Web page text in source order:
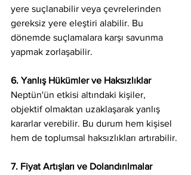
yere suçlanabilir veya çevrelerinden
gereksiz yere eleştiri alabilir. Bu
dönemde suçlamalara karşı savunma
yapmak zorlaşabilir.
6. Yanlış Hükümler ve Haksızlıklar
Neptün'ün etkisi altındaki kişiler,
objektif olmaktan uzaklaşarak yanlış
kararlar verebilir. Bu durum hem kişisel
hem de toplumsal haksızlıkları artırabilir.
7. Fiyat Artışları ve Dolandırılmalar